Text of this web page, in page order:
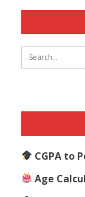
CGPA to
Age